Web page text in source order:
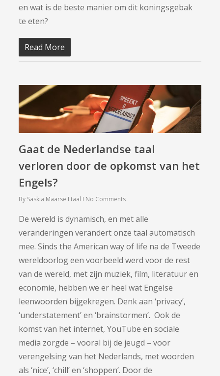
en wat is de beste manier om dit koningsgebak
te eten?
Read More
Gaat de Nederlandse taal
verloren door de opkomst van het
Engels?
By Saskia Maarse taal No Comments
De wereld is dynamisch, en met alle
veranderingen verandert onze taal automatisch
mee. Sinds the American way of life na de Tweede
wereldoorlog een voorbeeld werd voor de rest
van de wereld, met zijn muziek, film, literatuur en
economie, hebben we er heel wat Engelse
leenwoorden bijgekregen. Denk aan ‘privacy’,
‘understatement’ en ‘brainstormen’. Ook de
komst van het internet, YouTube en sociale
media zorgde – vooral bij de jeugd – voor
verengelsing van het Nederlands, met woorden
als ‘nice’, ‘chill’ en ‘shoppen’. Door de